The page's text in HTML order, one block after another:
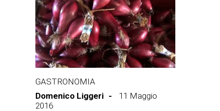
GASTRONOMIA
Domenico Liggeri
11 Maggio
2016